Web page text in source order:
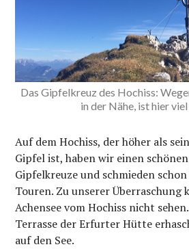
Das Gipfelkreuz des Hochiss:
in der Nähe, ist hier
Auf dem Hochiss, der höher als
Gipfel ist, haben wir einen
Gipfelkreuze und schmieden
Touren. Zu unserer Überraschung
Achensee vom Hochiss nicht
Terrasse der Erfurter Hütte
auf den See.